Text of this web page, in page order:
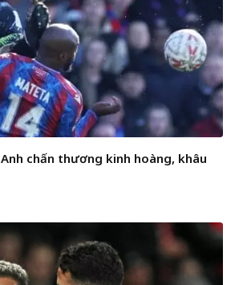
chấn thương kinh hoàng, khâu